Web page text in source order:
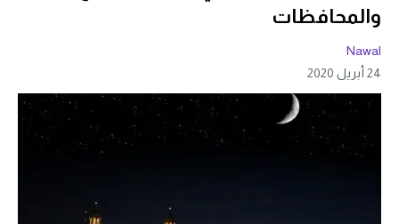
والمحافظات
Nawal
24 أبريل 2020